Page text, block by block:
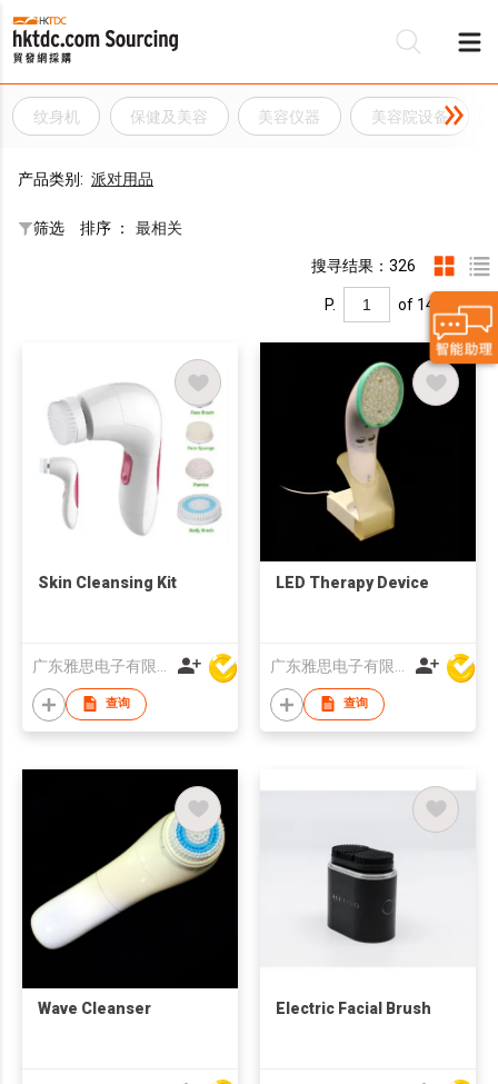
纹身机 保健及美容 美容仪器 美容院设备
产品类别: 派对用品
筛选 排序 ： 最相关
搜寻结果：326
P. of 14
Skin Cleansing Kit
查询
LED Therapy Device
查询
Wave Cleanser Electric Facial Brush